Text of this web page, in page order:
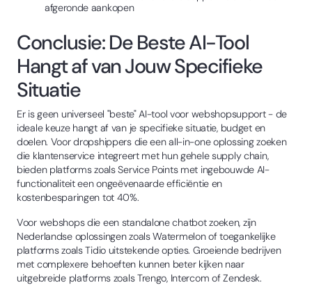
afgeronde aankopen
Conclusie: De Beste AI-Tool
Hangt af van Jouw Specifieke
Situatie
Er is geen universeel "beste" AI-tool voor webshopsupport - de
ideale keuze hangt af van je specifieke situatie, budget en
doelen. Voor dropshippers die een all-in-one oplossing zoeken
die klantenservice integreert met hun gehele supply chain,
bieden platforms zoals Service Points met ingebouwde AI-
functionaliteit een ongeëvenaarde efficiëntie en
kostenbesparingen tot 40%.
Voor webshops die een standalone chatbot zoeken, zijn
Nederlandse oplossingen zoals Watermelon of toegankelijke
platforms zoals Tidio uitstekende opties. Groeiende bedrijven
met complexere behoeften kunnen beter kijken naar
uitgebreide platforms zoals Trengo, Intercom of Zendesk.